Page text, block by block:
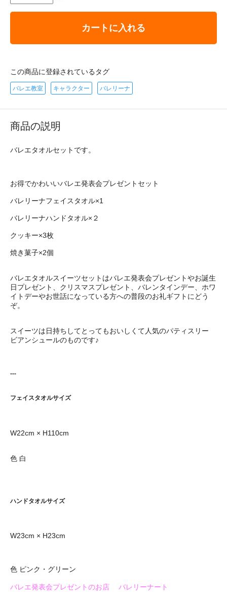
カートに入れる
この商品に登録されているタグ
バレエ教室 キャラクター バレリーナ
商品の説明
バレエタオルセットです。
お得でかわいいバレエ発表会プレゼントセット
バレリーナフェイスタオル×1
バレリーナハンドタオル×２
クッキー×3枚
焼き菓子×2個
バレエタオルスイーツセットはバレエ発表会プレゼントやお誕生
日プレゼント、クリスマスプレゼント、バレンタインデー、ホワ
イトデーやお世話になっている方への普段のお礼ギフトにどう
ぞ。
スイーツは日持ちしてとってもおいしくて人気のパティスリー
ビアンシュールのものです♪
---
フェイスタオルサイズ
W22cm × H110cm
色 白
ハンドタオルサイズ
W23cm × H23cm
色 ピンク・グリーン
バレエ発表会プレゼントのお店 バレリーナート